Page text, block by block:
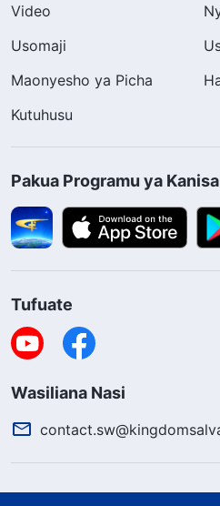
Video
Usomaji
Maonyesho ya Picha
Kutuhusu
Pakua Programu ya
Tufuate
Wasiliana Nasi